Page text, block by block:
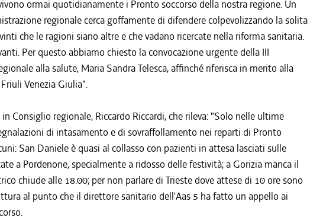
ormai quotidianamente i Pronto soccorso della nostra regione. Un
regionale cerca goffamente di difendere colpevolizzando la solita
che le ragioni siano altre e che vadano ricercate nella riforma sanitaria.
Per questo abbiamo chiesto la convocazione urgente della III
alla salute, Maria Sandra Telesca, affinché riferisca in merito alla
Venezia Giulia".
Consiglio regionale, Riccardo Riccardi, che rileva: "Solo nelle ultime
di intasamento e di sovraffollamento nei reparti di Pronto
San Daniele è quasi al collasso con pazienti in attesa lasciati sulle
a Pordenone, specialmente a ridosso delle festività; a Gorizia manca il
chiude alle 18.00; per non parlare di Trieste dove attese di 10 ore sono
al punto che il direttore sanitario dell'Aas 5 ha fatto un appello ai